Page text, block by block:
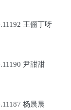
王俪丁呀
尹甜甜
杨晨晨